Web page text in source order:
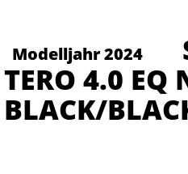
Modelljahr 2024
TERO 4.0 EQ
BLACK/